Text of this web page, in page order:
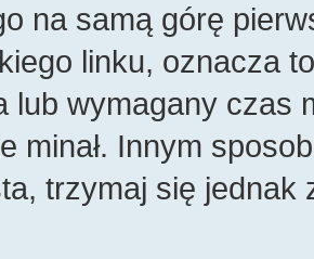
na samą górę
linku, oznacza
lub wymagany czas
minał. Innym
trzymaj się jednak